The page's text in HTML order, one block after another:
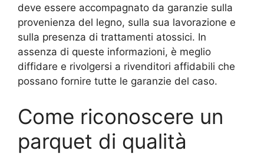
deve essere accompagnato da garanzie sulla
provenienza del legno, sulla sua lavorazione e
sulla presenza di trattamenti atossici. In
assenza di queste informazioni, è meglio
diffidare e rivolgersi a rivenditori affidabili che
possano fornire tutte le garanzie del caso.
Come riconoscere un
parquet di qualità